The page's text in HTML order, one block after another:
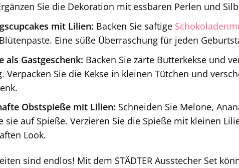
Sie die Dekoration mit essbaren Perlen und
mit Lilien: Backen Sie saftige
Eine süße Überraschung für jeden
als Gastgeschenk: Backen Sie zarte Butterkekse und
Verpacken Sie die Kekse in kleinen Tütchen und
Obstspieße mit Lilien: Schneiden Sie Melone,
sie auf Spieße. Verzieren Sie die Spieße mit kleinen
Look.
sind endlos! Mit dem STÄDTER Ausstecher Set